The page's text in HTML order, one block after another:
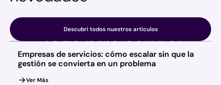
Descubrí todos nuestros artículos
Empresas de servicios: cómo escalar sin que la
gestión se convierta en un problema
Ver Más